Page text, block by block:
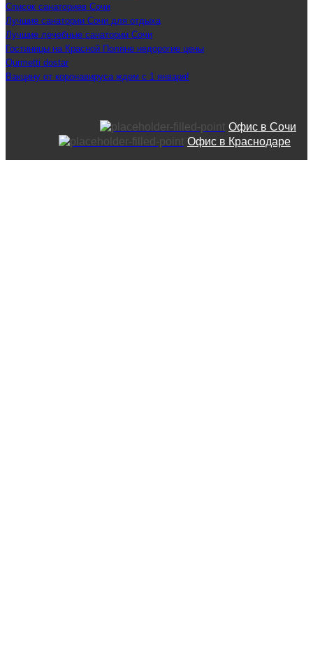
Список санаториев Сочи
Лучшие санатории Сочи для отдыха
Лучшие лечебные санатории Сочи
Гостиницы на Красной Поляне недорогие цены
Qurmetti dostar
Вакцину от коронавируса ждем с 1 января!
Офис в Сочи
Офис в Краснодаре